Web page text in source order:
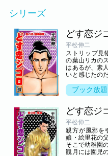
シリーズ
どす恋ジ
平松伸二
ストリップ見
の葉山リカの
はあるが、素
いと感じたの
た。反発して
構える恋吹雪
客を熱狂させ
話 雪国の女
話 喧嘩相撲
切 女教
ブック放
どす恋ジ
平松伸二
親方が風邪を
娘・絵里花の
そこで幼稚園
観月には園児